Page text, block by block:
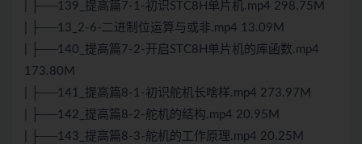
| ├──139_提高篇7-1-初识STC8H单片机.mp4 298.75M
| ├──13_2-6-二进制位运算与或非.mp4 13.09M
| ├──140_提高篇7-2-开启STC8H单片机的库函数.mp4
173.80M
| ├──141_提高篇8-1-初识舵机长啥样.mp4 273.97M
| ├──142_提高篇8-2-舵机的结构.mp4 20.95M
| ├──143_提高篇8-3-舵机的工作原理.mp4 20.25M